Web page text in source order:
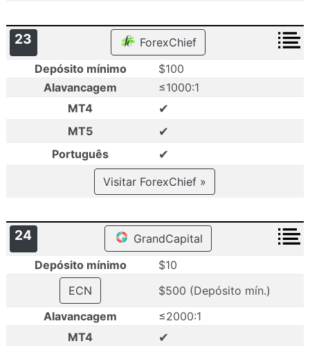
23
ForexChief
Depósito mínimo
$100
Alavancagem
≤1000:1
MT4
✔
MT5 ✔
Português ✔
Visitar ForexChief »
24
GrandCapital
Depósito mínimo
$10
ECN
$500 (Depósito mín.)
Alavancagem
≤2000:1
MT4
✔